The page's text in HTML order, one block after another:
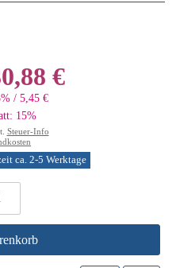
€
/ 5,45 €
15%
Steuer-Info
ca. 2-5 Werktage